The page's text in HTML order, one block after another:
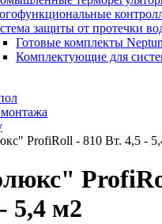
защиты от протечки
Готовые комплекты Neptun
Комплектующие для
ProfiRoll - 810 Вт. 4,5 -
5,4 м2